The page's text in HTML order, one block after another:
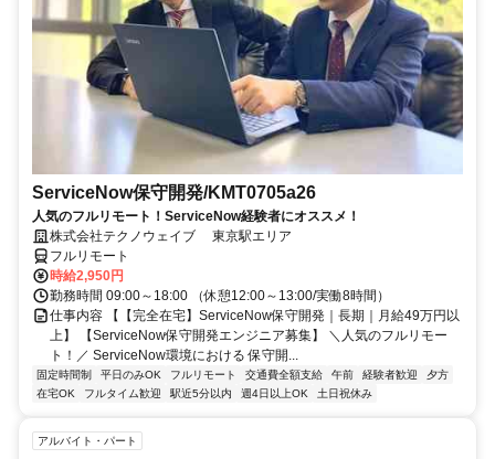
ServiceNow保守開発/KMT0705a26
人気のフルリモート！ServiceNow経験者にオススメ！
株式会社テクノウェイブ 東京駅エリア
フルリモート
時給2,950円
勤務時間 09:00～18:00 （休憩12:00～13:00/実働8時間）
仕事内容 【【完全在宅】ServiceNow保守開発｜長期｜月給49万円以
上】 【ServiceNow保守開発エンジニア募集】 ＼人気のフルリモー
ト！／ ServiceNow環境における 保守開...
固定時間制 平日のみOK フルリモート 交通費全額支給 午前 経験者歓迎
夕方
在宅OK
フルタイム歓迎 駅近5分以内 週4日以上OK 土日祝休み
アルバイト・パート